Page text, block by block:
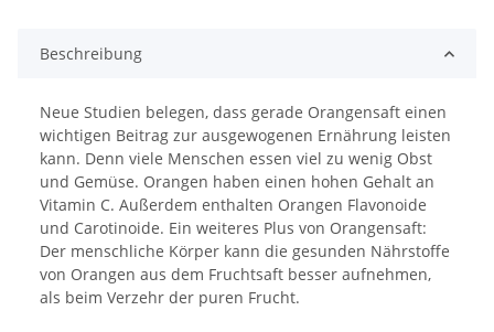
Beschreibung
Neue Studien belegen, dass gerade Orangensaft einen
wichtigen Beitrag zur ausgewogenen Ernährung leisten
kann. Denn viele Menschen essen viel zu wenig Obst
und Gemüse. Orangen haben einen hohen Gehalt an
Vitamin C. Außerdem enthalten Orangen Flavonoide
und Carotinoide. Ein weiteres Plus von Orangensaft:
Der menschliche Körper kann die gesunden Nährstoffe
von Orangen aus dem Fruchtsaft besser aufnehmen,
als beim Verzehr der puren Frucht.